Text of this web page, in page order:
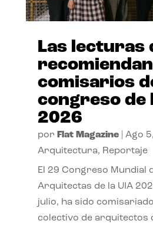
Las lecturas
comisarios
congreso de
2026
por Flat Magazine| Ago
Arquitectura, Reportaje
El 29 Congreso Mundial
Arquitectas de la UIA
julio, ha sido
colectivo de arquitectos